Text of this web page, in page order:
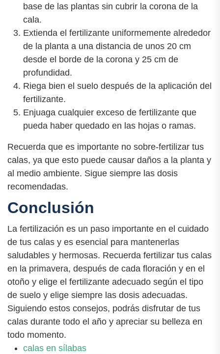
base de las plantas sin cubrir la corona de la
cala.
Extienda el fertilizante uniformemente alrededor
de la planta a una distancia de unos 20 cm
desde el borde de la corona y 25 cm de
profundidad.
Riega bien el suelo después de la aplicación del
fertilizante.
Enjuaga cualquier exceso de fertilizante que
pueda haber quedado en las hojas o ramas.
Recuerda que es importante no sobre-fertilizar tus
calas, ya que esto puede causar daños a la planta y
al medio ambiente. Sigue siempre las dosis
recomendadas.
Conclusión
La fertilización es un paso importante en el cuidado
de tus calas y es esencial para mantenerlas
saludables y hermosas. Recuerda fertilizar tus calas
en la primavera, después de cada floración y en el
otoño y elige el fertilizante adecuado según el tipo
de suelo y elige siempre las dosis adecuadas.
Siguiendo estos consejos, podrás disfrutar de tus
calas durante todo el año y apreciar su belleza en
todo momento.
calas en sílabas